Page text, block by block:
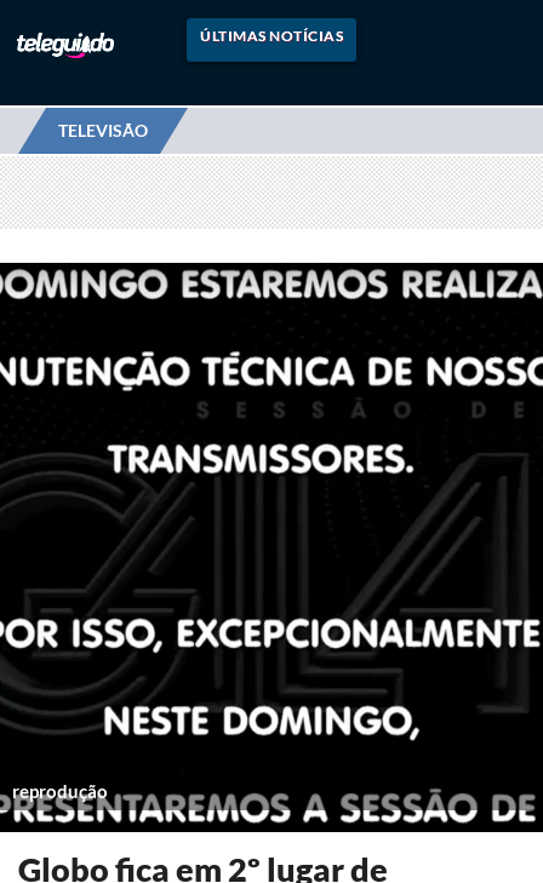
ÚLTIMAS NOTÍCIAS
TELEVISÃO
reprodução
Globo fica em 2º lugar de